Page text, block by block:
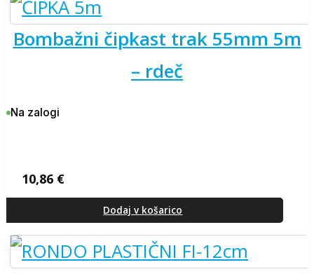
bombažni čipkast trak 55mm 5m
– rdeč
Na zalogi
10,86 €
Dodaj v košarico